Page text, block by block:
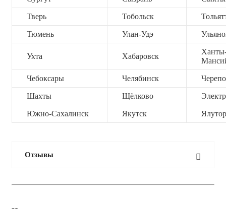
Тверь Тобольск
Тюмень Улан-Удэ
Ухта Хабаровск
Чебоксары Челябинск
Шахты Щёлково
Южно-Сахалинск Якутск
Отзывы